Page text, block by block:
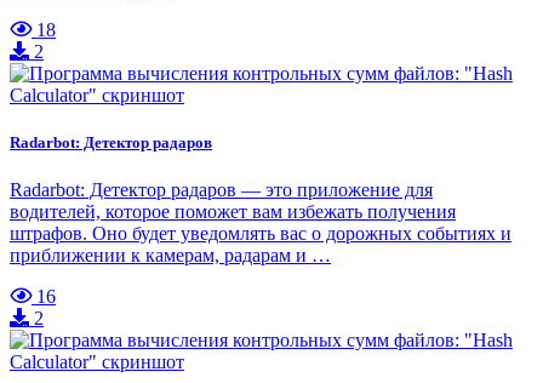
18
2
Radarbot: Детектор радаров
Radarbot: Детектор радаров — это приложение для
водителей, которое поможет вам избежать получения
штрафов. Оно будет уведомлять вас о дорожных событиях и
приближении к камерам, радарам и …
16
2